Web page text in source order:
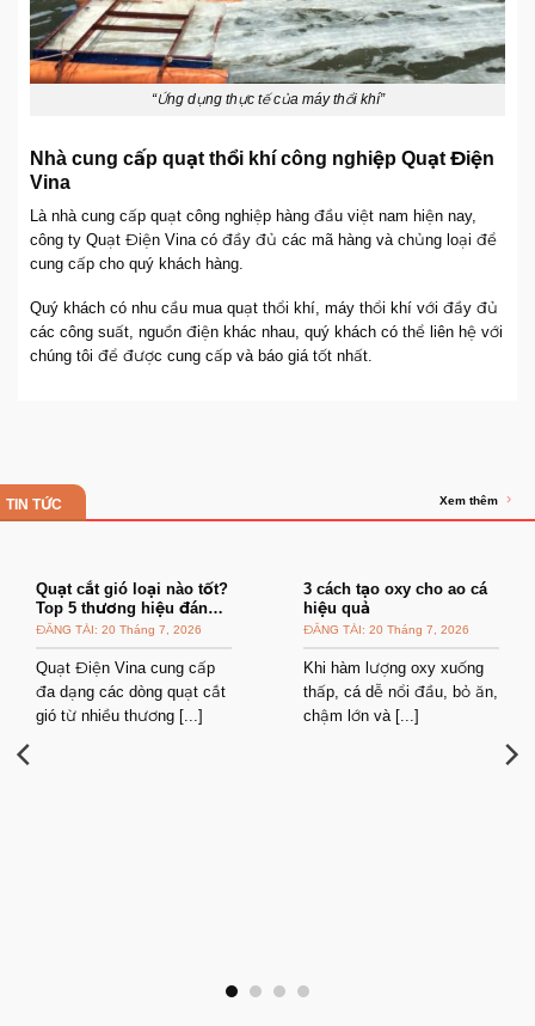
“Ứng dụng thực tế của máy thổi khí”
Nhà cung cấp quạt thổi khí công nghiệp Quạt Điện
Vina
Là nhà cung cấp quạt công nghiệp hàng đầu việt nam hiện nay,
công ty Quạt Điện Vina có đầy đủ các mã hàng và chủng loại để
cung cấp cho quý khách hàng.
Quý khách có nhu cầu mua quạt thổi khí, máy thổi khí với đầy đủ
các công suất, nguồn điện khác nhau, quý khách có thể liên hệ với
chúng tôi để được cung cấp và báo giá tốt nhất.
TIN TỨC Xem thêm
Quạt cắt gió loại nào tốt?
Top 5 thương hiệu đáng
mua
20 Tháng 7, 2026
Quạt Điện Vina cung cấp
đa dạng các dòng quạt cắt
gió từ nhiều thương [...]
3 cách tạo oxy cho ao cá
hiệu quả
20 Tháng 7, 2026
Khi hàm lượng oxy xuống
thấp, cá dễ nổi đầu, bỏ ăn,
chậm lớn và [...]